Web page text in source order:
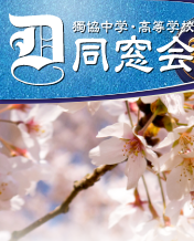
HOME
会長挨拶
クラス会だ
より